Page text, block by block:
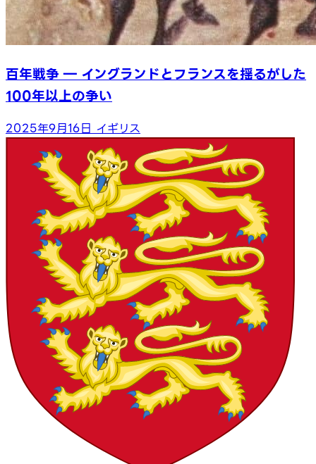
百年戦争 ― イングランドとフランスを揺るがした
100年以上の争い
2025年9月16日 イギリス